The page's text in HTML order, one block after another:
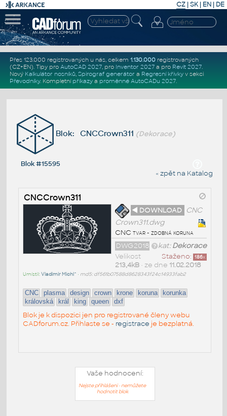
CZ | SK| EN | DE
Přes 123.000 registrovaných u nás, celkem 1.130.000registrovaných
(CZ+EN). Tipy pro AutoCAD 2027, pro Inventor 2027a pro Revit 2027.
Nový Kalkulátor nosníků, Spirograf generátor a Regresní křivkyv sekci
Převodníky. Kompletní příkazya proměnné AutoCADu 2027.
Blok: CNCCrown311 (Dekorace)
Blok #15595
« zpět na Katalog
CNCCrown311
◄ DOWNLOAD
CNC
Crown311.dwg
CNC tvar - zdobná koruna
kat:Dekorace
DWG2018
Staženo: 186x
Velikost
213,4kB• ze dne 11.02.2018
Umístil:Vladimir Michl^ • md5: df561b07588d8628343f24c14933fab2
CNC plasma design crown krone koruna
korunka
královská
král king queen dxf
Blok je k dispozici jen pro registrované členy webu
CADforum.cz. Přihlaste se - registrace je bezplatná.
Vaše hodnocení:
Nejste přihlášeni - nemůžete
hodnotit blok